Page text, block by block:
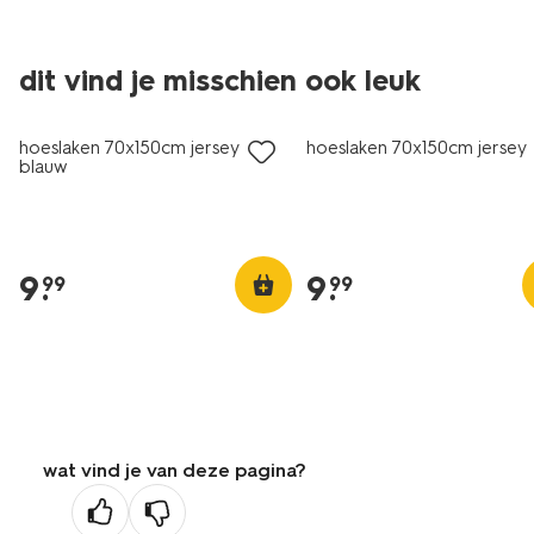
dit vind je misschien ook leuk
hoeslaken 70x150cm jersey
blauw
9.
99
hoeslaken 70x150cm jersey
9.
99
wat vind je van deze pagina?